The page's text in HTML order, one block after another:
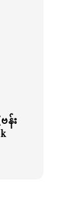
န်း